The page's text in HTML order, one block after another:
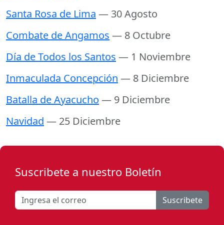
Santa Rosa de Lima — 30 Agosto
Combate de Angamos — 8 Octubre
Día de Todos los Santos — 1 Noviembre
Inmaculada Concepción — 8 Diciembre
Batalla de Ayacucho — 9 Diciembre
Navidad — 25 Diciembre
Suscribete a nuestro Boletín
Suscribete